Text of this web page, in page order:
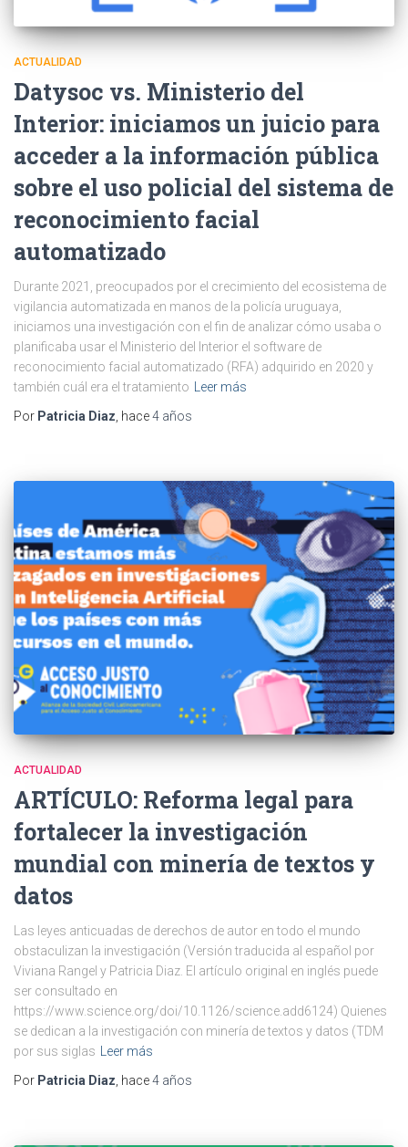
ACTUALIDAD
Datysoc vs. Ministerio del
Interior: iniciamos un juicio para
acceder a la información pública
sobre el uso policial del sistema de
reconocimiento facial
automatizado
Durante 2021, preocupados por el crecimiento del ecosistema de
vigilancia automatizada en manos de la policía uruguaya,
iniciamos una investigación con el fin de analizar cómo usaba o
planificaba usar el Ministerio del Interior el software de
reconocimiento facial automatizado (RFA) adquirido en 2020 y
también cuál era el tratamiento
Leer más
Por Patricia Diaz , hace4 años
ACTUALIDAD
ARTÍCULO: Reforma legal para
fortalecer la investigación
mundial con minería de textos y
datos
Las leyes anticuadas de derechos de autor en todo el mundo
obstaculizan la investigación (Versión traducida al español por
Viviana Rangel y Patricia Diaz. El artículo original en inglés puede
ser consultado en
https://www.science.org/doi/10.1126/science.add6124) Quienes
se dedican a la investigación con minería de textos y datos (TDM
por sus siglas Leer más
Por Patricia Diaz, hace4 años